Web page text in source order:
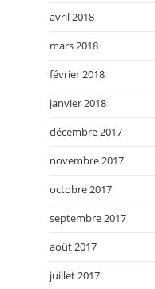
avril 2018
mars 2018
février 2018
janvier 2018
décembre 2017
novembre 2017
octobre 2017
septembre 2017
août 2017
juillet 2017